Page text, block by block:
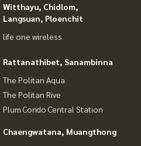
Witthayu, Chidlom,
Langsuan, Ploenchit
life one wireless
Rattanathibet, Sanambinna
The Politan Aqua
The Politan Rive
Plum Condo Central Station
Chaengwatana, Muangthong